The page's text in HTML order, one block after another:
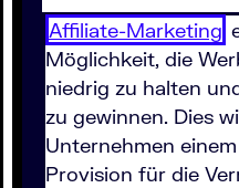
Affiliate-Marketing
Möglichkeit, die
niedrig zu halten
zu gewinnen. Dies
Unternehmen
Provision für die